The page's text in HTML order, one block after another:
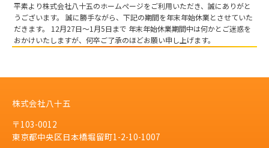
平素より株式会社八十五のホームぺージをご利用いただき、誠にありがと
うございます。 誠に勝手ながら、下記の期間を年末年始休業とさせていた
だきます。 12月27日～1月5日まで 年末年始休業期間中は何かとご迷惑を
おかけいたしますが、何卒ご了承のほどお願い申し上げます。
株式会社八十五
〒103-0012
東京都中央区日本橋堀留町1-2-10-1007